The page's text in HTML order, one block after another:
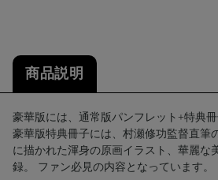
商品説明
豪華版には、通常版パンフレット+特典冊
豪華版特典冊子には、村瀬修功監督直筆
に描かれた渾身の原画イラスト、華麗な
録。 ファン必見の内容となっています。